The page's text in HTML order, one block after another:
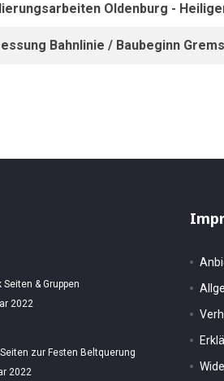
Oldenburg -
Bahnlinie / Baubeginn
Seiten & Gruppen
2022
zur Festen Beltquerung
2022